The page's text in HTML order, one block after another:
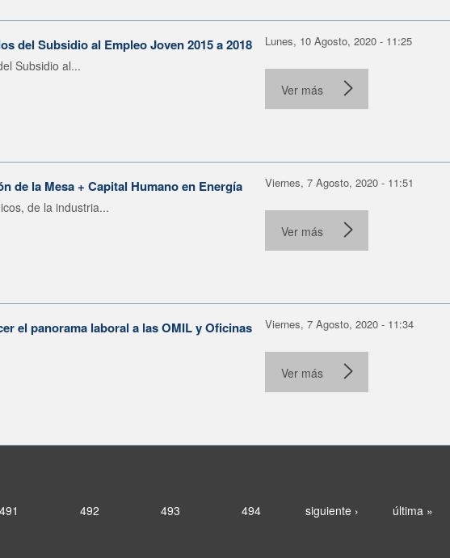
del Subsidio al Empleo Joven 2015 a 2018
Subsidio al...
Lunes, 10 Agosto, 2020 - 11:25
Ver más
de la Mesa + Capital Humano en Energía
de la industria...
Viernes, 7 Agosto, 2020 - 11:51
Ver más
el panorama laboral a las OMIL y Oficinas
Viernes, 7 Agosto, 2020 - 11:34
Ver más
491 492 493 494 siguiente › última »